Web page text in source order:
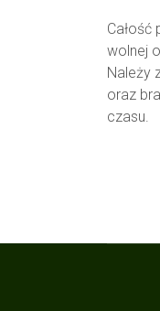
wolnej
Należy
oraz
czasu.